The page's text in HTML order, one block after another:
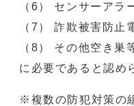
（6） センサーアラ
（7） 詐欺被害防止
（8） その他空き巣
に必要であると認め
※複数の防犯対策の